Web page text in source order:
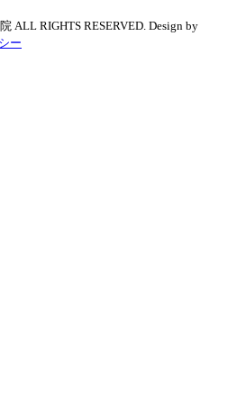
ALL RIGHTS RESERVED. Design by
ー